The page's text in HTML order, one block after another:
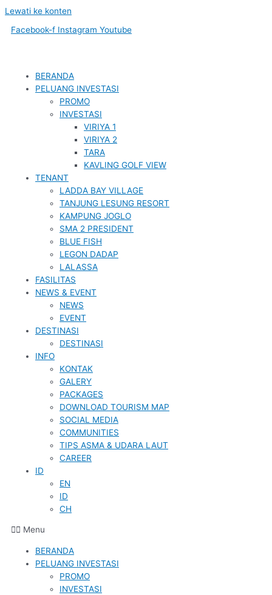
Lewati ke konten
Facebook-f Instagram Youtube
BERANDA
PELUANG INVESTASI
PROMO
INVESTASI
VIRIYA 1
VIRIYA 2
TARA
KAVLING GOLF VIEW
TENANT
LADDA BAY VILLAGE
TANJUNG LESUNG RESORT
KAMPUNG JOGLO
SMA 2 PRESIDENT
BLUE FISH
LEGON DADAP
LALASSA
FASILITAS
NEWS & EVENT
NEWS
EVENT
DESTINASI
DESTINASI
INFO
KONTAK
GALERY
PACKAGES
DOWNLOAD TOURISM MAP
SOCIAL MEDIA
COMMUNITIES
TIPS ASMA & UDARA LAUT
CAREER
ID
EN
ID
CH
Menu
BERANDA
PELUANG INVESTASI
PROMO
INVESTASI